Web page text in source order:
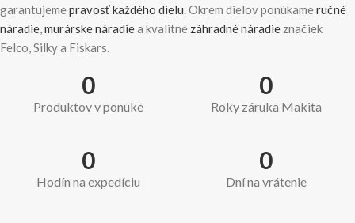
garantujemepravosť každého dielu. Okrem dielov ponúkameručné
náradie,murárske náradiea kvalitné záhradné náradie značiek
Felco, Silky a Fiskars.
0
Produktov v ponuke
0
Roky záruka Makita
0
Hodín na expedíciu
0
Dní na vrátenie